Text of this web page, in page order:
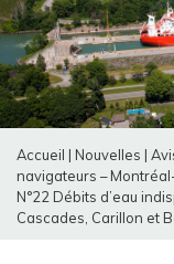
Accueil | Nouvelles |
navigateurs –
N°22 Débits d’eau
Cascades, Carillon et